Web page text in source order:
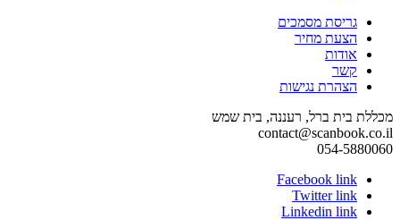
גריסת מסמכים
הצעת מחיר
אודות
קשר
הצהרת נגישות
מכללת בית ברל, רעננה, בית שמש
contact@scanbook.co.il
054-5880060
Facebook link
Twitter link
Linkedin link